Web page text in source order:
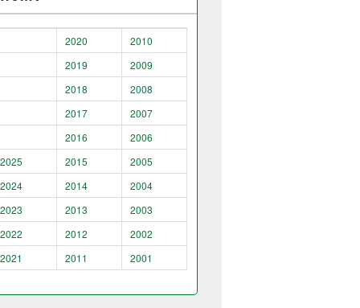
2020
2010
2019
2009
2018
2008
2017
2007
2016
2006
2025
2015
2005
2024
2014
2004
2023
2013
2003
2022
2012
2002
2021
2011 2001